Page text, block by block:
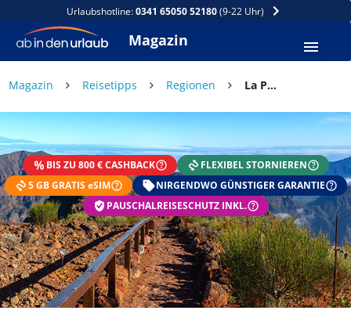
Urlaubshotline:0341 65050 52180(9-22 Uhr)
Magazin
Magazin Reisetipps Regionen La Palma: Die grüne Insel
BIS ZU 800 € CASHBACK
FLEXIBEL STORNIEREN
5 GB GRATIS eSIM
NIRGENDWO GÜNSTIGER GARANTIE
PAUSCHALREISESCHUTZ INKL.